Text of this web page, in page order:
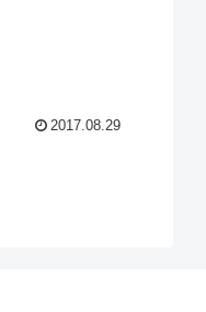
2017.08.29